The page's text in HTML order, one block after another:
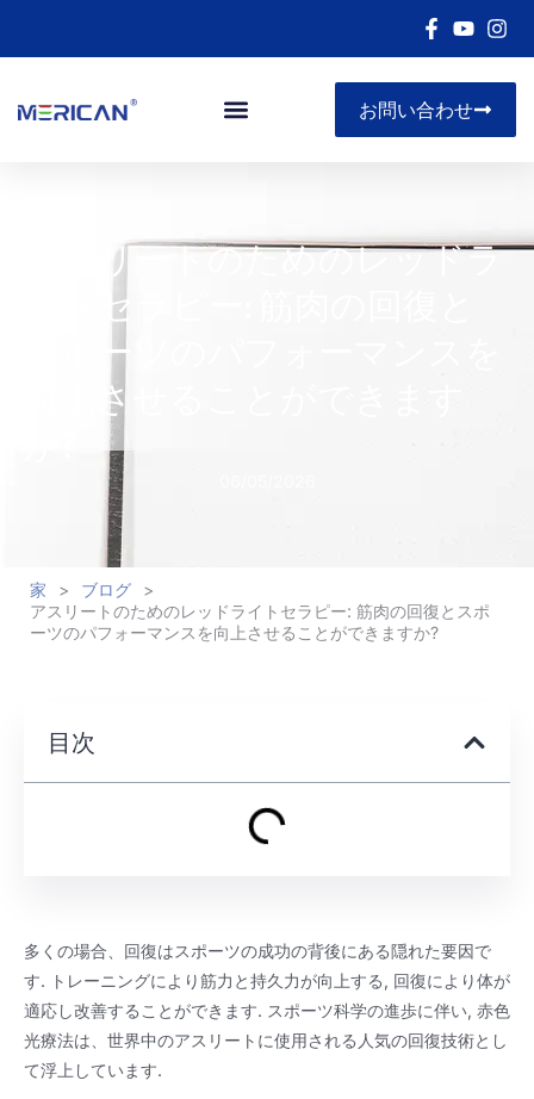
お問い合わせ
アスリートのためのレッドラ
イトセラピー: 筋肉の回復と
スポーツのパフォーマンスを
向上させることができます
家 > ブログ
>
アスリートのためのレッドライトセラピー: 筋肉の回復とスポ
ーツのパフォーマンスを向上させることができますか?
目次
多くの場合、回復はスポーツの成功の背後にある隠れた要因で
す. トレーニングにより筋力と持久力が向上する, 回復により体が
適応し改善することができます. スポーツ科学の進歩に伴い, 赤色
光療法は、世界中のアスリートに使用される人気の回復技術とし
て浮上しています.